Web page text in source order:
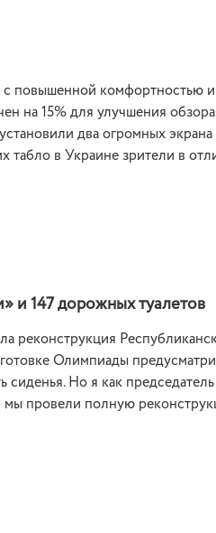
с повышенной комфортностью
на 15% для улучшения
два огромных
табло в Украине зрители в
и 147 дорожных туалетов
Олимпиады
Но я как
мы провели полную